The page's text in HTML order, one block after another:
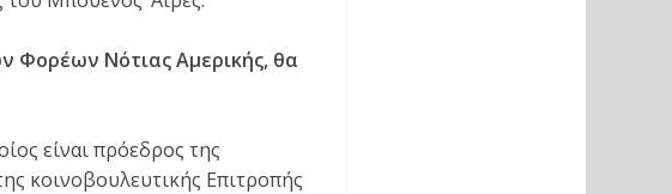
Φορέων Νότιας Αμερικής, θα
είναι πρόεδρος της
κοινοβουλευτικής Επιτροπής